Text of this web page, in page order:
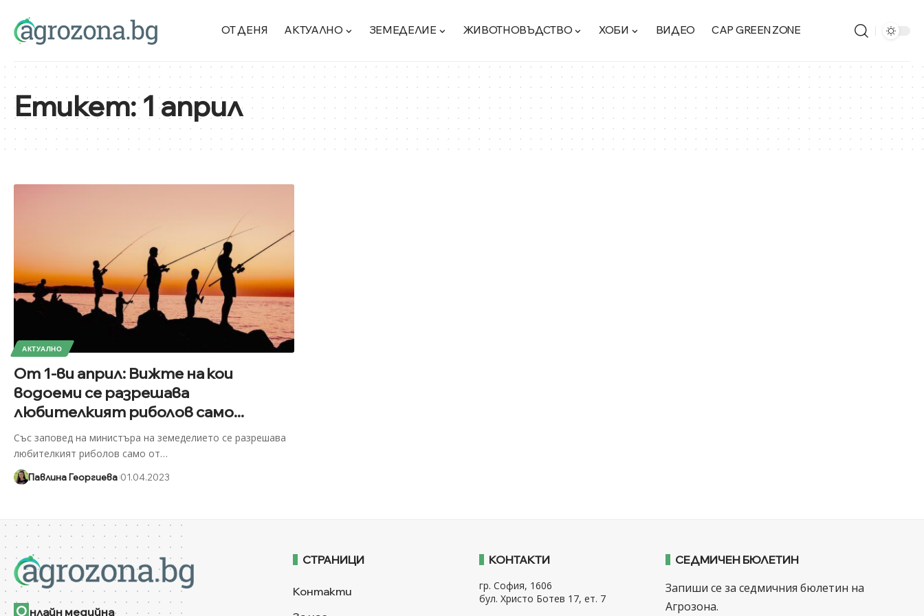
ОТ ДЕНЯ АКТУАЛНО ЗЕМЕДЕЛИЕ ЖИВОТНОВЪДСТВО ХОБИ ВИДЕО CAP GREEN ZONE
Етикет:1 април
АКТУАЛНО
От 1-ви април: Вижте на кои
водоеми се разрешава
любителкият риболов само...
Със заповед на министъра на земеделието се разрешава
любителкият риболов само от…
Павлина Георгиева 01.04.2023
О нлайн медийна
СТРАНИЦИ
Контакти
КОНТАКТИ
гр. София, 1606
бул. Христо Ботев 17, ет. 7
СЕДМИЧЕН БЮЛЕТИН
Запиши се за седмичния бюлетин на
Агрозона.